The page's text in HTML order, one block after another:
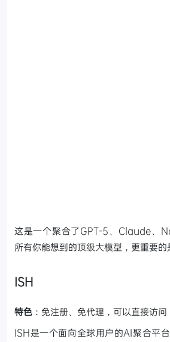
这是一个聚合了GPT-5、Claude、
所有你能想到的顶级大模型，更重要的
ISH
特色 ：免注册、免代理，可以直接访问
ISH是一个面向全球用户的AI聚合平